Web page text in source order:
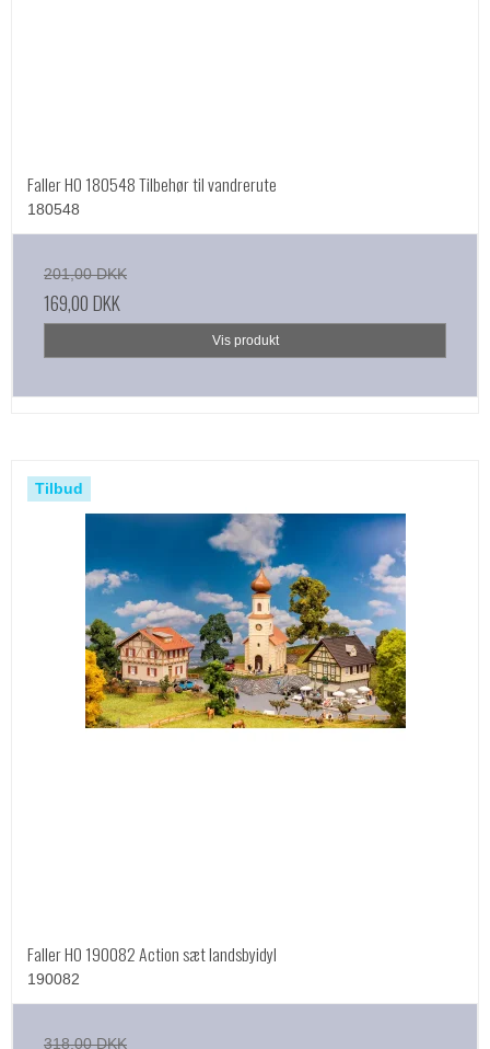
Faller HO 180548 Tilbehør til vandrerute
180548
201,00 DKK
169,00 DKK
Vis produkt
Tilbud
Faller HO 190082 Action sæt landsbyidyl
190082
318,00 DKK